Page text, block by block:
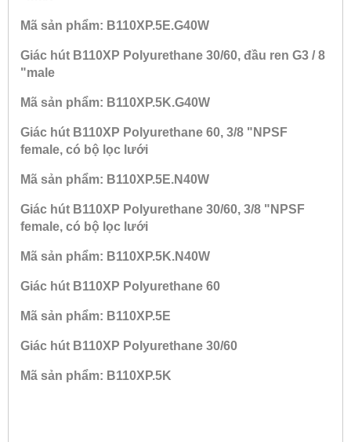
Mã sản phẩm: B110XP.5E.G40W
Giác hút B110XP Polyurethane 30/60, đầu ren G3 / 8
"male
Mã sản phẩm: B110XP.5K.G40W
Giác hút B110XP Polyurethane 60, 3/8 "NPSF
female, có bộ lọc lưới
Mã sản phẩm: B110XP.5E.N40W
Giác hút B110XP Polyurethane 30/60, 3/8 "NPSF
female, có bộ lọc lưới
Mã sản phẩm: B110XP.5K.N40W
Giác hút B110XP Polyurethane 60
Mã sản phẩm: B110XP.5E
Giác hút B110XP Polyurethane 30/60
Mã sản phẩm: B110XP.5K